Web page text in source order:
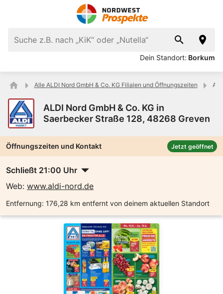
Dein Standort: Borkum
Alle ALDI Nord GmbH & Co. KG Filialen und Öffnungszeiten
ALDI Nord GmbH & Co. KG in
Saerbecker Straße 128, 48268 Greven
Öffnungszeiten und Kontakt Jetzt geöffnet
Schließt 21:00 Uhr
Web: www.aldi-nord.de
Entfernung: 176,28 km entfernt von deinem aktuellen Standort